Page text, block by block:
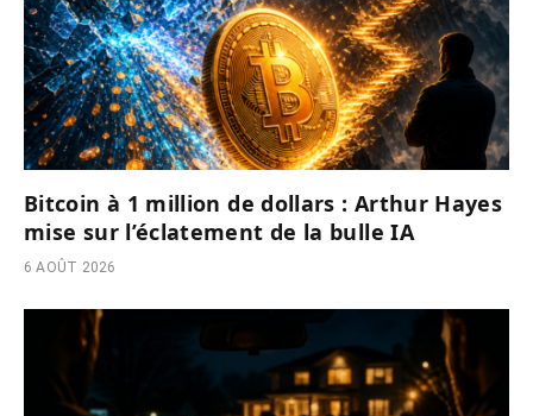
Bitcoin à 1 million de dollars : Arthur Hayes
mise sur l’éclatement de la bulle IA
6 AOÛT 2026